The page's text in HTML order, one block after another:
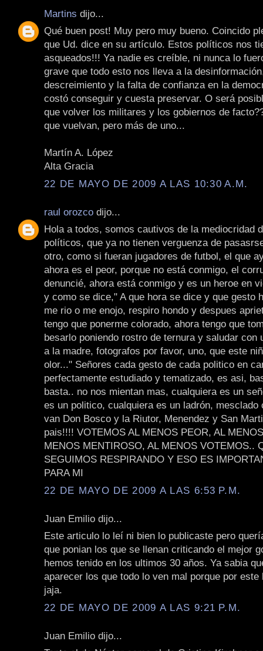
Martins dijo...
Qué buen post! Muy pero muy bueno. Coincido
que Ud. dice en su artículo. Estos políticos nos
asqueados!!! Ya nadie es creíble, ni nunca lo
grave que todo esto nos lleva a la
descreimiento y la falta de confianza en la
costó conseguir y cuesta preservar. O será
que volver los militares y los gobiernos de
que vuelvan, pero más de uno...
Martín A. López
Alta Gracia
22 DE MAYO DE 2009 A LAS 10:30 A.M.
raul orozco dijo...
Hola a todos, somos cautivos de la mediocridad
políticos, que ya no tienen verguenza de
otro, como si fueran jugadores de futbol, el que
ahora es el peor, porque no está conmigo, el
denuncié, ahora está conmigo y es un heroe en
y como se dice," A que hora se dice y que gesto
me rio o me enojo, respiro hondo y despues
tengo que ponerme colorado, ahora tengo que
besarlo poniendo rostro de ternura y saludar con
a la madre, fotografos por favor, uno, que este
olor..." Señores cada gesto de cada politico en
perfectamente estudiado y tematizado, es asi,
basta.. no nos mientan mas, cualquiera es un
es un politico, cualquiera es un ladrón, mesclado
van Don Bosco y la Riutor, Menendez y San
pais!!!! VOTEMOS AL MENOS PEOR, AL
MENOS MENTIROSO, AL MENOS VOTEMOS..
SEGUIMOS RESPIRANDO Y ESO ES
PARA MI
22 DE MAYO DE 2009 A LAS 6:53 P.M.
Juan Emilio dijo...
Este articulo lo leí ni bien lo publicaste pero
que ponian los que se llenan criticando el mejor
hemos tenido en los ultimos 30 años. Ya sabia
aparecer los que todo lo ven mal porque por este
jaja.
22 DE MAYO DE 2009 A LAS 9:21 P.M.
Juan Emilio dijo...